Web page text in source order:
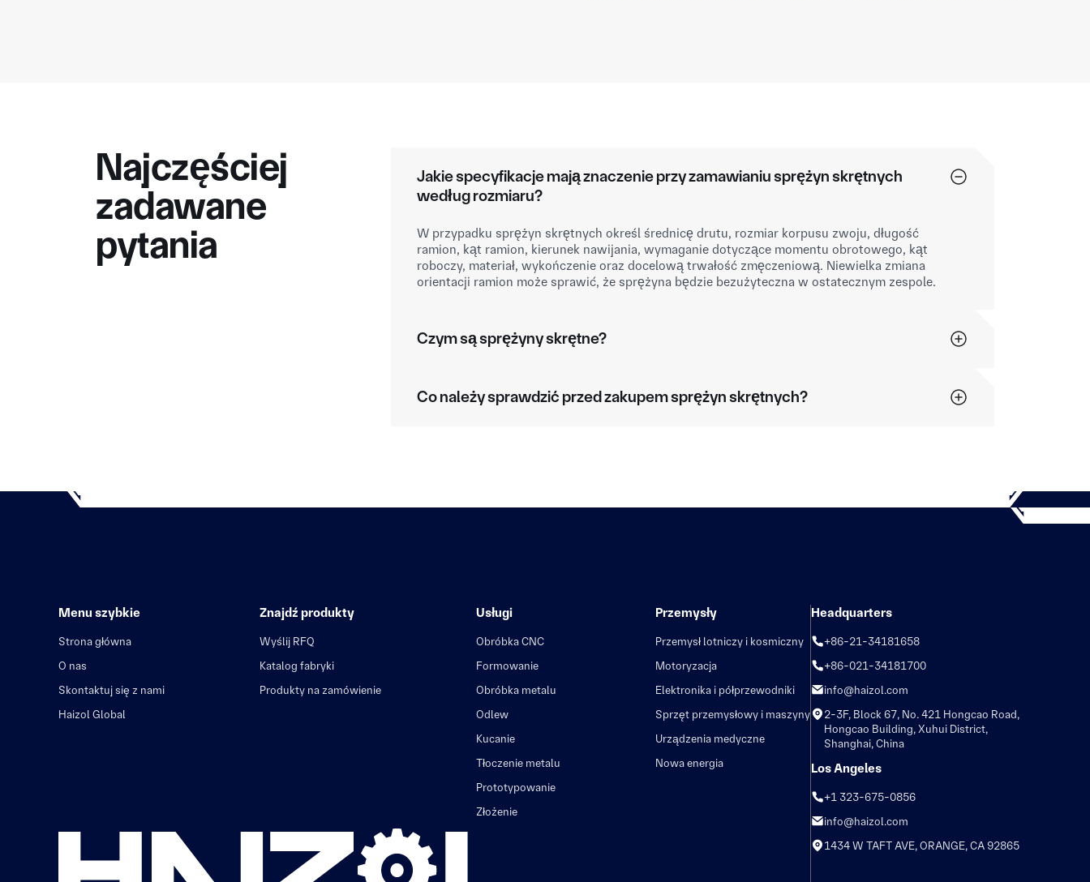
Najczęściej
zadawane
pytania
Jakie specyfikacje mają znaczenie przy zamawianiu sprężyn skrętnych
według rozmiaru?
W przypadku sprężyn skrętnych określ średnicę drutu, rozmiar korpusu zwoju, długość
ramion, kąt ramion, kierunek nawijania, wymaganie dotyczące momentu obrotowego, kąt
roboczy, materiał, wykończenie oraz docelową trwałość zmęczeniową. Niewielka zmiana
orientacji ramion może sprawić, że sprężyna będzie bezużyteczna w ostatecznym zespole.
Czym są sprężyny skrętne?
Co należy sprawdzić przed zakupem sprężyn skrętnych?
Menu szybkie
Strona główna
O nas
Skontaktuj się z nami
Haizol Global
Znajdź produkty
Wyślij RFQ
Katalog fabryki
Produkty na zamówienie
Usługi
Obróbka CNC
Formowanie
Obróbka metalu
Odlew
Kucanie
Tłoczenie metalu
Prototypowanie
Złożenie
Przemysły
Przemysł lotniczy i kosmiczny
Motoryzacja
Elektronika i półprzewodniki
Sprzęt przemysłowy i maszyny
Urządzenia medyczne
Nowa energia
Headquarters
+86-21-34181658
+86-021-34181700
info@haizol.com
2-3F, Block 67, No. 421 Hongcao Road,
Hongcao Building, Xuhui District,
Shanghai, China
Los Angeles
+1 323-675-0856
info@haizol.com
1434 W TAFT AVE, ORANGE, CA 92865